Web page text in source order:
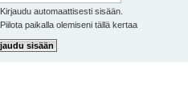
Kirjaudu automaattisesti sisään.
Piilota paikalla olemiseni tällä kertaa